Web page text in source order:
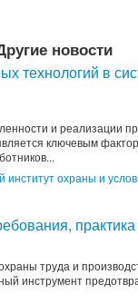
новости
технологий в
и реализации
ключевым
институт охраны и
труда и
инструмент